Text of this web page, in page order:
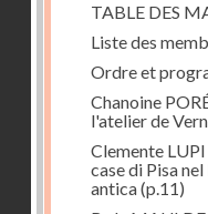
TABLE DES
Liste des
Ordre et
Chanoine
l'atelier de
Clemente
case di Pisa
antica(p.11)